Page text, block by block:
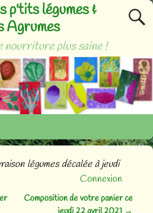
légumes &
Agrumes
nourriture plus saine !
légumes décalée à jeudi
Connexion
Composition de votre panier ce